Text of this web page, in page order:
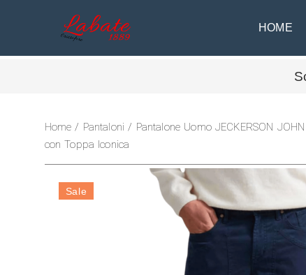
HOME
Home / Pantaloni / Pantalone Uomo JECKERSON
con Toppa Iconica
Sale